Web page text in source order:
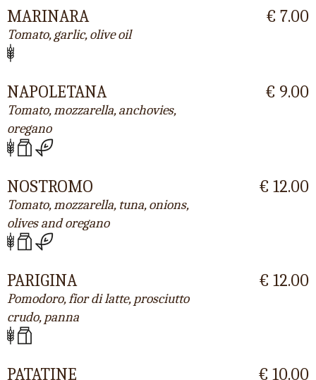
MARINARA
Tomato, garlic, olive oil
€ 7.00
NAPOLETANA
Tomato, mozzarella, anchovies,
oregano
€ 9.00
NOSTROMO
Tomato, mozzarella, tuna, onions,
olives and oregano
€ 12.00
PARIGINA
Pomodoro, fior di latte, prosciutto
crudo, panna
€ 12.00
PATATINE € 10.00